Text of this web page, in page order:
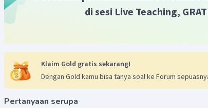
di sesi Live Teaching,
Klaim Gold gratis sekarang!
Dengan Gold kamu bisa tanya soal ke Forum
Pertanyaan serupa